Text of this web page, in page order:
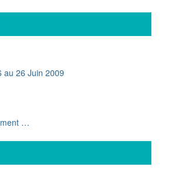
au 26 Juin 2009
…